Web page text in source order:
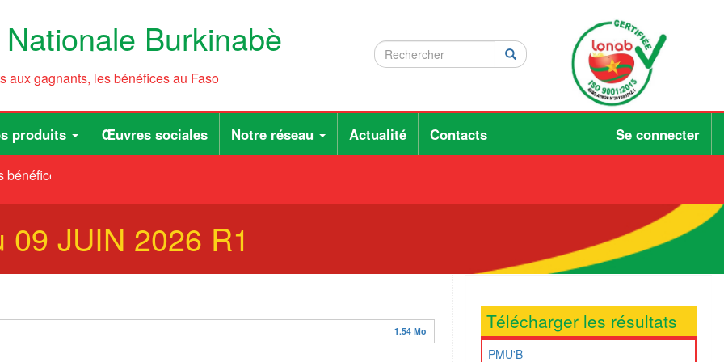
Burkinabè
aux gagnants, les bénéfices au Faso Rechercher
Rechercher Rechercher
produits Œuvres sociales Notre réseau Actualité Contacts Se connecter
au Faso
JUIN 2026 R1
1.54 Mo Télécharger les résultats
PMU'B